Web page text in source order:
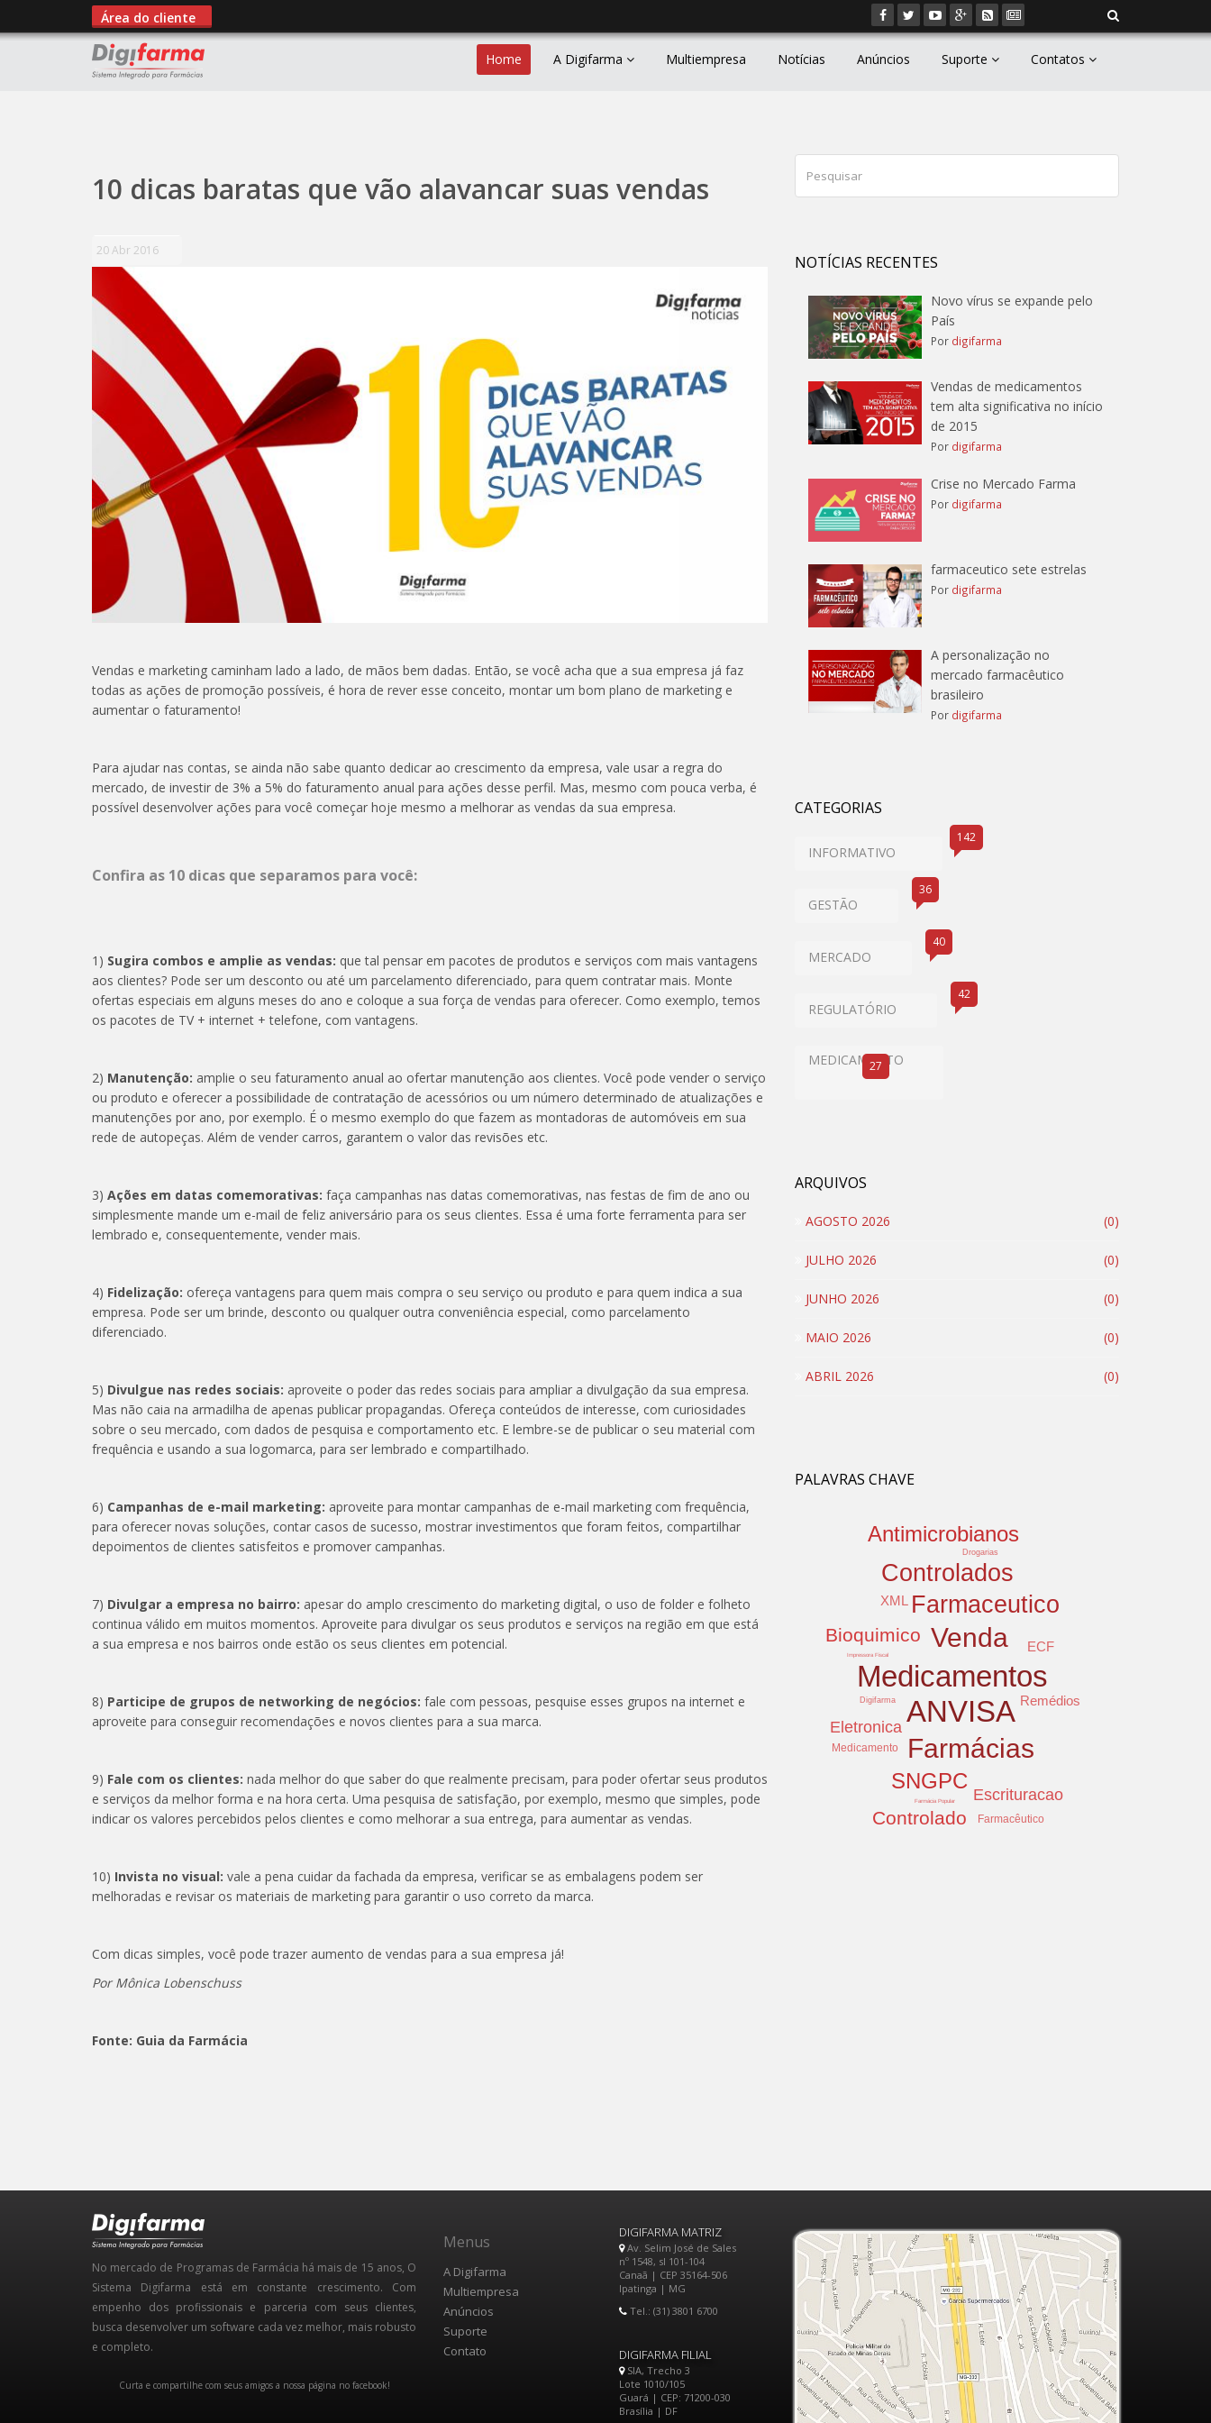
Área do cliente
Home A Digifarma Multiempresa Notícias Anúncios Suporte Contatos
10 dicas baratas que vão alavancar suas vendas
20 Abr 2016
Vendas e marketing caminham lado a lado, de mãos bem dadas. Então, se você acha que a sua empresa já faz
todas as ações de promoção possíveis, é hora de rever esse conceito, montar um bom plano de marketing e
aumentar o faturamento!
Para ajudar nas contas, se ainda não sabe quanto dedicar ao crescimento da empresa, vale usar a regra do
mercado, de investir de 3% a 5% do faturamento anual para ações desse perfil. Mas, mesmo com pouca verba, é
possível desenvolver ações para você começar hoje mesmo a melhorar as vendas da sua empresa.
Confira as 10 dicas que separamos para você:
1) Sugira combos e amplie as vendas: que tal pensar em pacotes de produtos e serviços com mais vantagens
aos clientes? Pode ser um desconto ou até um parcelamento diferenciado, para quem contratar mais. Monte
ofertas especiais em alguns meses do ano e coloque a sua força de vendas para oferecer. Como exemplo, temos
os pacotes de TV + internet + telefone, com vantagens.
2) Manutenção: amplie o seu faturamento anual ao ofertar manutenção aos clientes. Você pode vender o serviço
ou produto e oferecer a possibilidade de contratação de acessórios ou um número determinado de atualizações e
manutenções por ano, por exemplo. É o mesmo exemplo do que fazem as montadoras de automóveis em sua
rede de autopeças. Além de vender carros, garantem o valor das revisões etc.
3) Ações em datas comemorativas: faça campanhas nas datas comemorativas, nas festas de fim de ano ou
simplesmente mande um e-mail de feliz aniversário para os seus clientes. Essa é uma forte ferramenta para ser
lembrado e, consequentemente, vender mais.
4) Fidelização: ofereça vantagens para quem mais compra o seu serviço ou produto e para quem indica a sua
empresa. Pode ser um brinde, desconto ou qualquer outra conveniência especial, como parcelamento
diferenciado.
5) Divulgue nas redes sociais: aproveite o poder das redes sociais para ampliar a divulgação da sua empresa.
Mas não caia na armadilha de apenas publicar propagandas. Ofereça conteúdos de interesse, com curiosidades
sobre o seu mercado, com dados de pesquisa e comportamento etc. E lembre-se de publicar o seu material com
frequência e usando a sua logomarca, para ser lembrado e compartilhado.
6) Campanhas de e-mail marketing: aproveite para montar campanhas de e-mail marketing com frequência,
para oferecer novas soluções, contar casos de sucesso, mostrar investimentos que foram feitos, compartilhar
depoimentos de clientes satisfeitos e promover campanhas.
7) Divulgar a empresa no bairro: apesar do amplo crescimento do marketing digital, o uso de folder e folheto
continua válido em muitos momentos. Aproveite para divulgar os seus produtos e serviços na região em que está
a sua empresa e nos bairros onde estão os seus clientes em potencial.
8) Participe de grupos de networking de negócios: fale com pessoas, pesquise esses grupos na internet e
aproveite para conseguir recomendações e novos clientes para a sua marca.
9) Fale com os clientes: nada melhor do que saber do que realmente precisam, para poder ofertar seus produtos
e serviços da melhor forma e na hora certa. Uma pesquisa de satisfação, por exemplo, mesmo que simples, pode
indicar os valores percebidos pelos clientes e como melhorar a sua entrega, para aumentar as vendas.
10) Invista no visual: vale a pena cuidar da fachada da empresa, verificar se as embalagens podem ser
melhoradas e revisar os materiais de marketing para garantir o uso correto da marca.
Com dicas simples, você pode trazer aumento de vendas para a sua empresa já!
Por Mônica Lobenschuss
Fonte: Guia da Farmácia
NOTÍCIAS RECENTES
Novo vírus se expande pelo
País
Por digifarma
Vendas de medicamentos
tem alta significativa no início
de 2015
Por digifarma
Crise no Mercado Farma
Por digifarma
farmaceutico sete estrelas
Por digifarma
A personalização no
mercado farmacêutico
brasileiro
Por digifarma
CATEGORIAS
INFORMATIVO
142
GESTÃO
36
MERCADO
40
REGULATÓRIO
42
MEDICAMENTO
27
ARQUIVOS
AGOSTO 2026 (0)
JULHO 2026 (0)
JUNHO 2026 (0)
MAIO 2026 (0)
ABRIL 2026 (0)
PALAVRAS CHAVE
Medicamentos
ANVISA
Venda
Farmácias
Farmaceutico
Controlados
SNGPC
Antimicrobianos
Controlado
Bioquimico
Eletronica
Escrituracao
XML
ECF
Remédios
Medicamento
Farmacêutico
Digifarma
Drogarias
Farmácia Popular
Impressora Fiscal
No mercado de Programas de Farmácia há mais de 15 anos, O
Sistema Digifarma está em constante crescimento. Com
empenho dos profissionais e parceria com seus clientes,
busca desenvolver um software cada vez melhor, mais robusto
e completo.
Curta e compartilhe com seus amigos a nossa página no facebook!
Menus
A Digifarma
Multiempresa
Anúncios
Suporte
Contato
DIGIFARMA MATRIZ
Av. Selim José de Sales
nº 1548, sl 101-104
Canaã | CEP 35164-506
Ipatinga | MG
Tel.: (31) 3801 6700
DIGIFARMA FILIAL
SIA, Trecho 3
Lote 1010/105
Guará | CEP: 71200-030
Brasília | DF